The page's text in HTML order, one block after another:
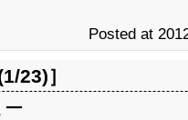
Posted at
23)］